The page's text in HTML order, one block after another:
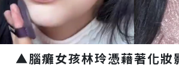
▲腦癱女孩林玲憑藉著化妝